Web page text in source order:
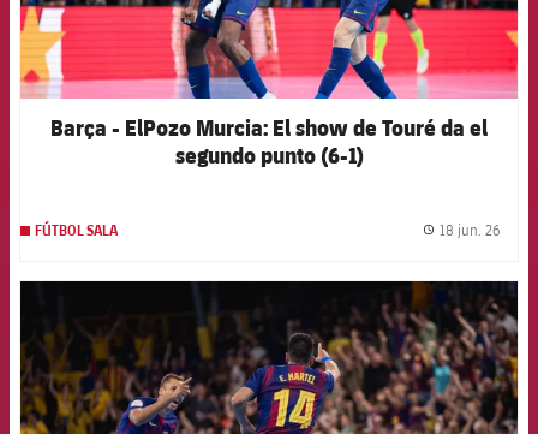
Barça - ElPozo Murcia: El show de Touré da el
segundo punto (6-1)
FÚTBOL SALA 18 jun. 26
FCB Barcelona badge